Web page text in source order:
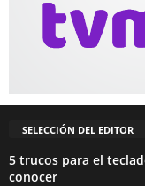
SELECCIÓN DEL EDITOR
5 trucos para el
conocer